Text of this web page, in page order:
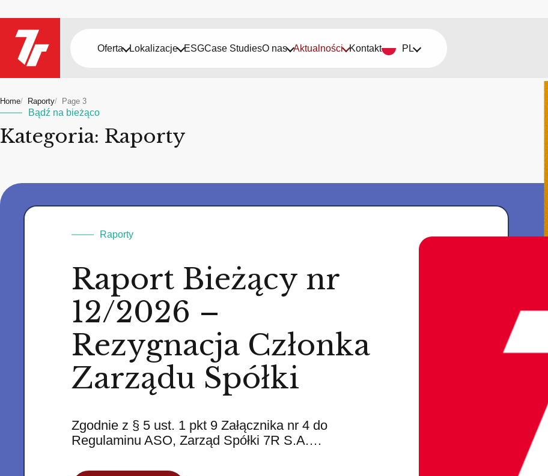
Oferta Lokalizacje ESGCase StudiesO nas Aktualności Kontakt PL
Home Raporty Page 3
Bądź na bieżąco
Kategoria: Raporty
Raporty
Raport Bieżący nr
12/2026 –
Rezygnacja Członka
Zarządu Spółki
Zgodnie z § 5 ust. 1 pkt 9 Załącznika nr 4 do
Regulaminu ASO, Zarząd Spółki 7R S.A.…